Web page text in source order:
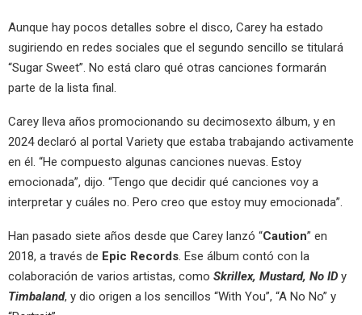
Aunque hay pocos detalles sobre el disco, Carey ha estado
sugiriendo en redes sociales que el segundo sencillo se titulará
“Sugar Sweet”. No está claro qué otras canciones formarán
parte de la lista final.
Carey lleva años promocionando su decimosexto álbum, y en
2024 declaró al portal Variety que estaba trabajando activamente
en él. “He compuesto algunas canciones nuevas. Estoy
emocionada”, dijo. “Tengo que decidir qué canciones voy a
interpretar y cuáles no. Pero creo que estoy muy emocionada”.
Han pasado siete años desde que Carey lanzó “Caution” en
2018, a través de Epic Records. Ese álbum contó con la
colaboración de varios artistas, como Skrillex, Mustard, No ID y
Timbaland, y dio origen a los sencillos “With You”, “A No No” y